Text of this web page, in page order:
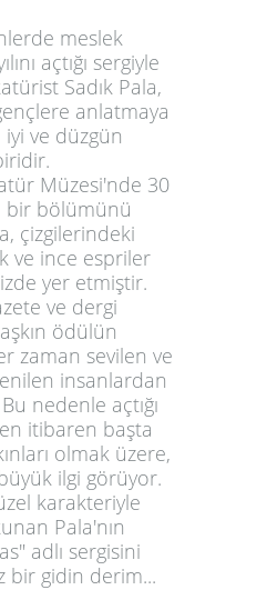
meslek
açtığı sergiyle
Sadık Pala,
anlatmaya
iyi ve düzgün
Müzesi'nde 30
bir bölümünü
çizgilerindeki
ve ince espriler
yer etmiştir.
ve dergi
ödülün
zaman sevilen ve
insanlardan
nedenle açtığı
itibaren başta
olmak üzere,
ilgi görüyor.
karakteriyle
Pala'nın
adlı sergisini
bir gidin derim...